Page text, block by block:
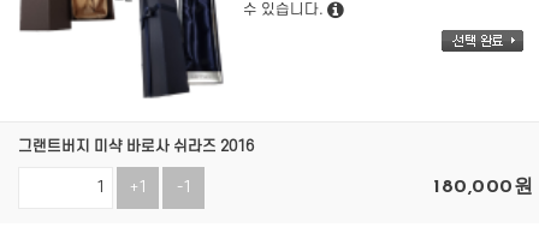
수 있습니다.
그랜트버지 미샥 바로사 쉬라즈 2016
+1 -1 180,000원